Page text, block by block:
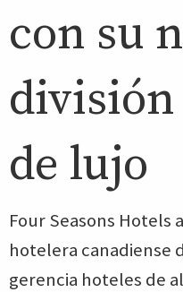
con su
división
de lujo
Four Seasons Hotels
hotelera canadiense
gerencia hoteles de